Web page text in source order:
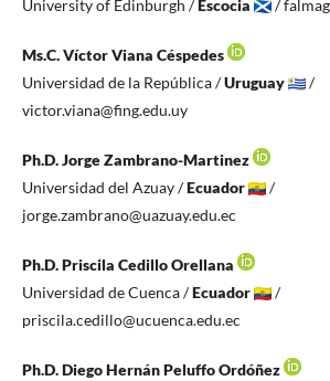
University of Edinburgh /Escocia /
Ms.C. Víctor Viana Céspedes
Universidad de la República /Uruguay
/
victor.viana@fing.edu.uy
Ph.D. Jorge Zambrano-Martinez
Universidad del Azuay /Ecuador
/
jorge.zambrano@uazuay.edu.ec
Ph.D. Priscila Cedillo Orellana
Universidad de Cuenca /Ecuador
/
priscila.cedillo@ucuenca.edu.ec
Ph.D. Diego Hernán Peluffo Ordóñez